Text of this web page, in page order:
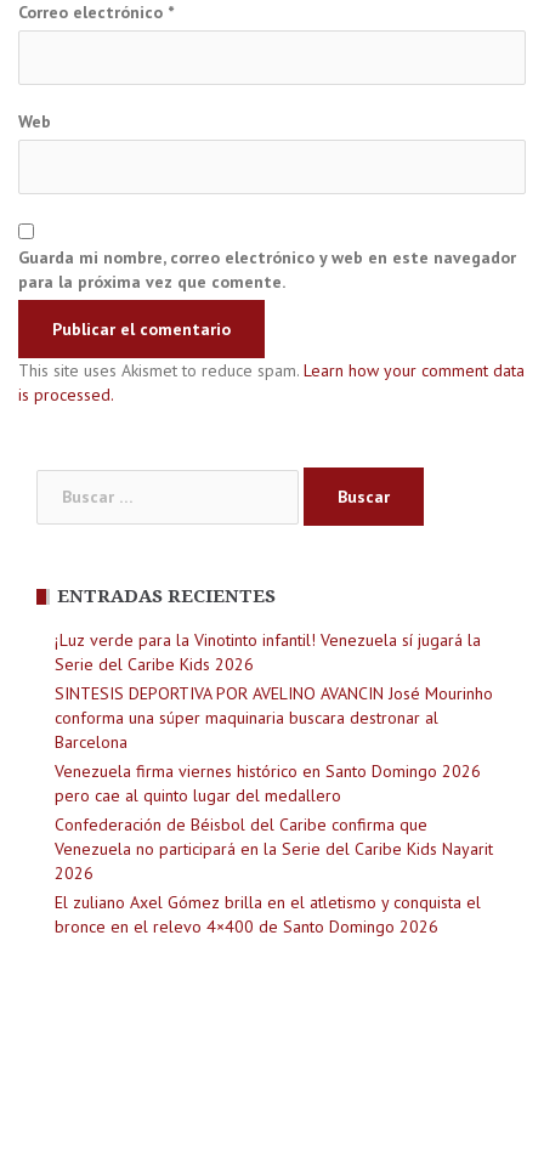
Correo electrónico *
Web
Guarda mi nombre, correo electrónico y web en este navegador
para la próxima vez que comente.
This site uses Akismet to reduce spam. Learn how your comment data
is processed.
ENTRADAS RECIENTES
¡Luz verde para la Vinotinto infantil! Venezuela sí jugará la
Serie del Caribe Kids 2026
SINTESIS DEPORTIVA POR AVELINO AVANCIN José Mourinho
conforma una súper maquinaria buscara destronar al
Barcelona
Venezuela firma viernes histórico en Santo Domingo 2026
pero cae al quinto lugar del medallero
Confederación de Béisbol del Caribe confirma que
Venezuela no participará en la Serie del Caribe Kids Nayarit
2026
El zuliano Axel Gómez brilla en el atletismo y conquista el
bronce en el relevo 4×400 de Santo Domingo 2026